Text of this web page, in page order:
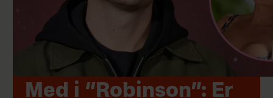
Med i “Robinson”: Er